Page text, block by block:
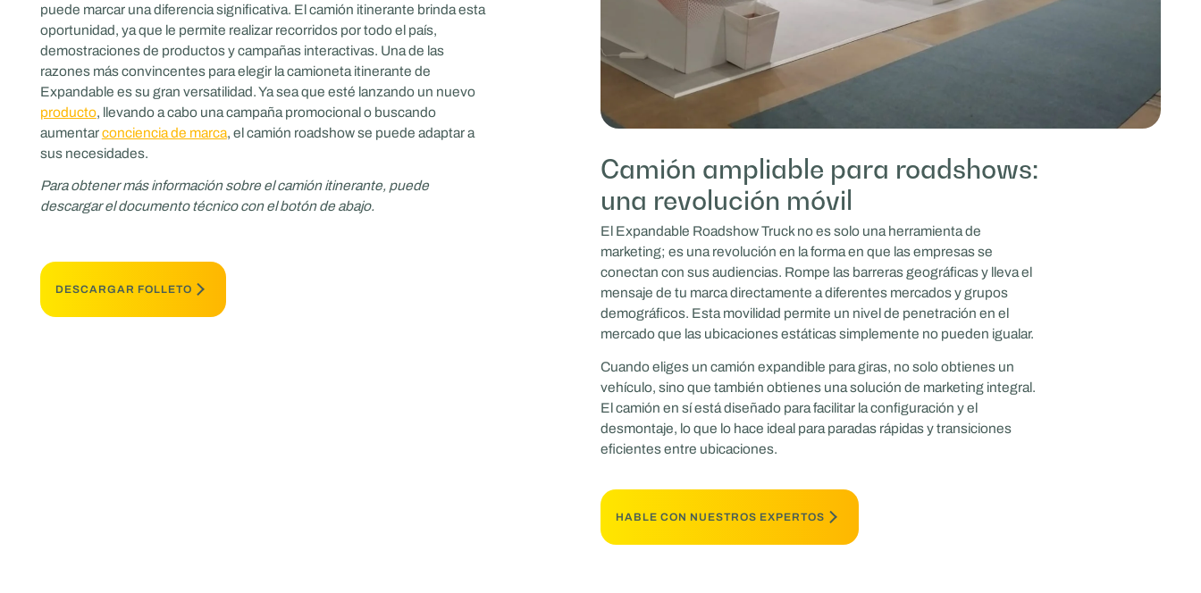
puede marcar una diferencia significativa. El camión itinerante brinda esta
oportunidad, ya que le permite realizar recorridos por todo el país,
demostraciones de productos y campañas interactivas. Una de las
razones más convincentes para elegir la camioneta itinerante de
Expandable es su gran versatilidad. Ya sea que esté lanzando un nuevo
producto, llevando a cabo una campaña promocional o buscando
aumentarconciencia de marca, el camión roadshow se puede adaptar a
sus necesidades.
Para obtener más información sobre el camión itinerante, puede
descargar el documento técnico con el botón de abajo.
DESCARGAR FOLLETO
Camión ampliable para roadshows:
una revolución móvil
El Expandable Roadshow Truck no es solo una herramienta de
marketing; es una revolución en la forma en que las empresas se
conectan con sus audiencias. Rompe las barreras geográficas y lleva el
mensaje de tu marca directamente a diferentes mercados y grupos
demográficos. Esta movilidad permite un nivel de penetración en el
mercado que las ubicaciones estáticas simplemente no pueden igualar.
Cuando eliges un camión expandible para giras, no solo obtienes un
vehículo, sino que también obtienes una solución de marketing integral.
El camión en sí está diseñado para facilitar la configuración y el
desmontaje, lo que lo hace ideal para paradas rápidas y transiciones
eficientes entre ubicaciones.
HABLE CON NUESTROS EXPERTOS